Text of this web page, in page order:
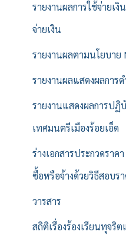
รายงานผลการใช้จ่ายเ
จ่ายเงิน
รายงานผลตามนโยบาย
รายงานผลแสดงผลการ
รายงานแสดงผลการปฏิ
เทศมนตรีเมืองร้อยเอ็ด
ร่างเอกสารประกวดราค
ซื้อหรือจ้างด้วยวิธีสอบร
วารสาร
สถิติเรื่องร้องเรียนทุจริ